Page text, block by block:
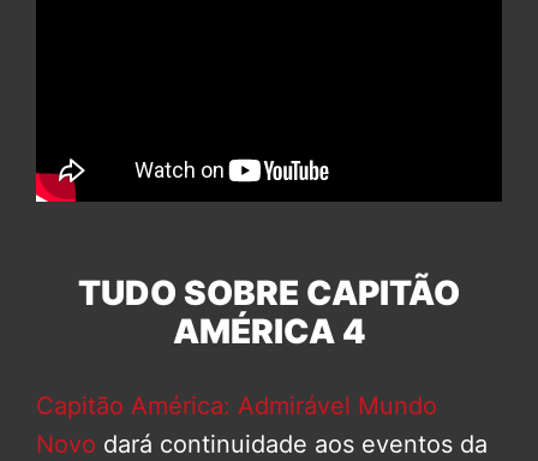
TUDO SOBRE CAPITÃO
AMÉRICA 4
Capitão América: Admirável Mundo
Novo dará continuidade aos eventos da